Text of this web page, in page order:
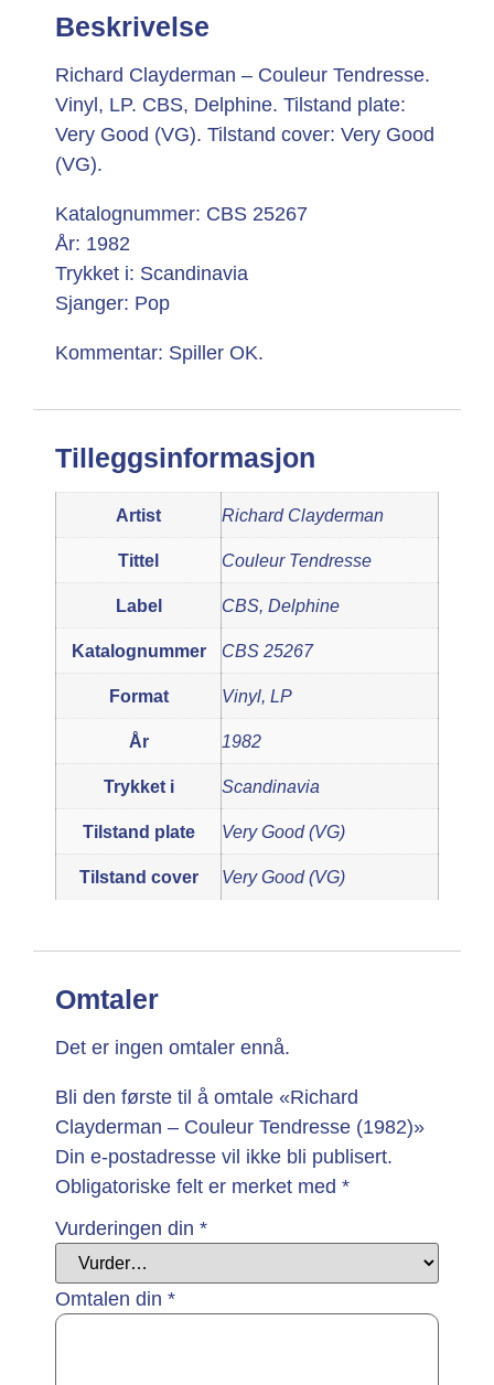
Beskrivelse
Richard Clayderman – Couleur Tendresse.
Vinyl, LP. CBS, Delphine. Tilstand plate:
Very Good (VG). Tilstand cover: Very Good
(VG).
Katalognummer: CBS 25267
År: 1982
Trykket i: Scandinavia
Sjanger: Pop
Kommentar: Spiller OK.
Tilleggsinformasjon
Artist Richard Clayderman
Tittel Couleur Tendresse
Label CBS, Delphine
Katalognummer CBS 25267
Format Vinyl, LP
År 1982
Trykket i Scandinavia
Tilstand plate Very Good (VG)
Tilstand cover Very Good (VG)
Omtaler
Det er ingen omtaler ennå.
Bli den første til å omtale «Richard
Clayderman – Couleur Tendresse (1982)»
Din e-postadresse vil ikke bli publisert.
Obligatoriske felt er merket med *
Vurderingen din *
Omtalen din *